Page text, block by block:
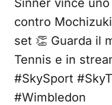
Sinner vince
contro
set 👏 Guarda il
Tennis e in
#SkySport
#Wimbledon